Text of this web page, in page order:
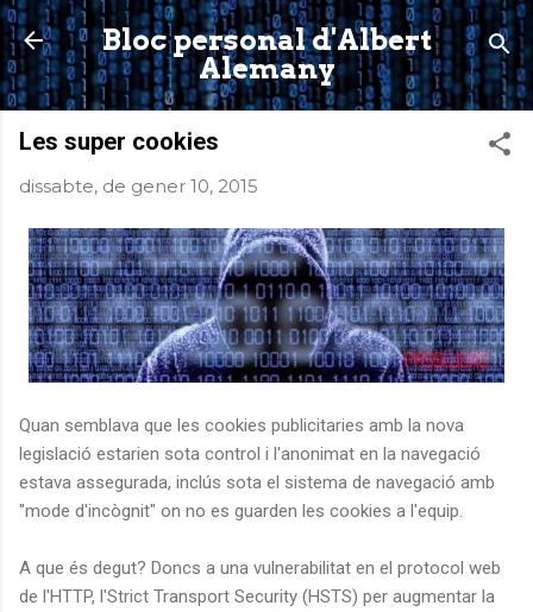
Salta al contingut principal
Bloc personal d'Albert
Alemany
Les super cookies
dissabte, de gener 10, 2015
Quan semblava que les cookies publicitaries amb la nova
legislació estarien sota control i l'anonimat en la navegació
estava assegurada, inclús sota el sistema de navegació amb
"mode d'incògnit" on no es guarden les cookies a l'equip.
A que és degut? Doncs a una vulnerabilitat en el protocol web
de l'HTTP, l'Strict Transport Security (HSTS) per augmentar la